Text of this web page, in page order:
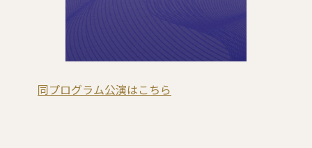
同プログラム公演はこちら